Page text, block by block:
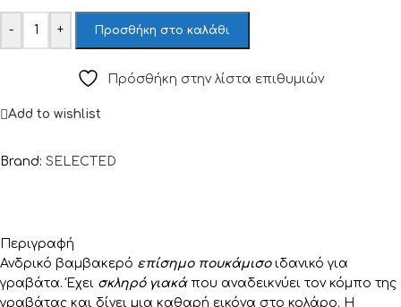
- + Προσθήκη στο καλάθι
Πρόσθήκη στην λίστα επιθυμιών
Add to wishlist
Brand: SELECTED
Περιγραφή
Ανδρικό βαμβακερό επίσημο πουκάμισοιδανικό για
γραβάτα. Έχει σκληρό γιακάπου αναδεικνύει τον κόμπο της
γραβάτας και δίνει μια καθαρή εικόνα στο κολάρο. Η